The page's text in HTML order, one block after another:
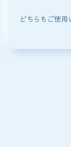
どちらもご使